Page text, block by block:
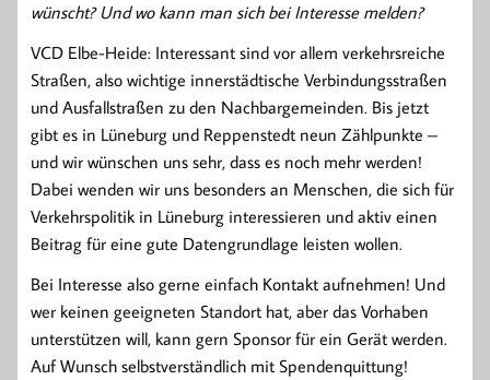
wünscht? Und wo kann man sich bei Interesse melden?
VCD Elbe-Heide: Interessant sind vor allem verkehrsreiche
Straßen, also wichtige innerstädtische Verbindungsstraßen
und Ausfallstraßen zu den Nachbargemeinden. Bis jetzt
gibt es in Lüneburg und Reppenstedt neun Zählpunkte –
und wir wünschen uns sehr, dass es noch mehr werden!
Dabei wenden wir uns besonders an Menschen, die sich für
Verkehrspolitik in Lüneburg interessieren und aktiv einen
Beitrag für eine gute Datengrundlage leisten wollen.
Bei Interesse also gerne einfach Kontakt aufnehmen! Und
wer keinen geeigneten Standort hat, aber das Vorhaben
unterstützen will, kann gern Sponsor für ein Gerät werden.
Auf Wunsch selbstverständlich mit Spendenquittung!